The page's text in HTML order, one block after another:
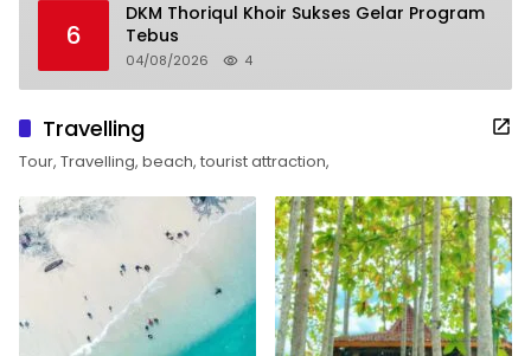
6
DKM Thoriqul Khoir Sukses Gelar Program
Tebus
04/08/2026 4
Travelling
Tour, Travelling, beach, tourist attraction,